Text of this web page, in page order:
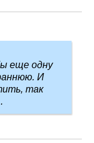
еще одну
И
так